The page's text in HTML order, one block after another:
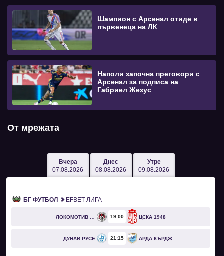
Шампион с Арсенал отиде в
първенеца на ЛК
Наполи започна преговори с
Арсенал за подписа на
Габриел Жезус
От мрежата
Вчера
07.08.2026
Днес
08.08.2026
Утре
09.08.2026
БГ ФУТБОЛ EFBET ЛИГА
19 00 ЦСКА 1948
ДУНАВ РУСЕ 21 15 АРДА КЪРДЖАЛИ